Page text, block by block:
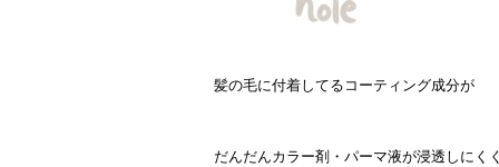
髪の毛に付着してるコーティング成分が
だんだんカラー剤・パーマ液が浸透しにく